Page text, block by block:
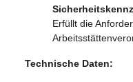
Erfüllt die
Technische Daten: